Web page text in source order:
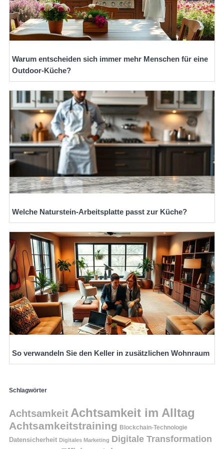
Warum entscheiden sich immer mehr Menschen für eine
Outdoor-Küche?
Welche Naturstein-Arbeitsplatte passt zur Küche?
So verwandeln Sie den Keller in zusätzlichen Wohnraum
Schlagwörter
Achtsamkeit Achtsamkeit im Alltag
Achtsamkeitstraining Blockchain-Technologie
Datensicherheit Digitales Marketing Digitale Transformation